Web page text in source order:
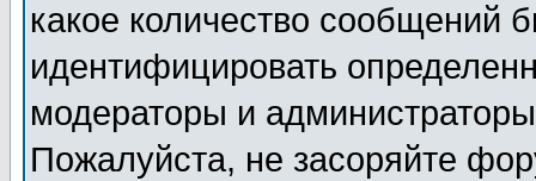
какое количество сообщений
идентифицировать
модераторы и
Пожалуйста, не засоряйте